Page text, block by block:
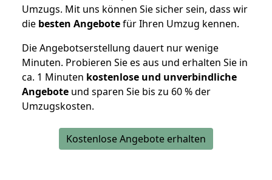
Umzugs. Mit uns können Sie sicher sein, dass wir
die besten Angebotefür Ihren Umzug kennen.
Die Angebotserstellung dauert nur wenige
Minuten. Probieren Sie es aus und erhalten Sie in
ca. 1 Minuten kostenlose und unverbindliche
Angebote und sparen Sie bis zu 60 % der
Umzugskosten.
Kostenlose Angebote erhalten